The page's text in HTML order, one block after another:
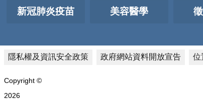
新冠肺炎疫苗 美容醫學
隱私權及資訊安全政策 政府網站資料開放宣告 位
Copyright ©
2026